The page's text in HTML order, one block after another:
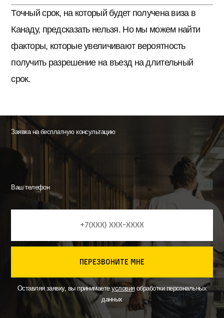
Точный срок, на который будет получена виза в
Канаду, предсказать нельзя. Но мы можем найти
факторы, которые увеличивают вероятность
получить разрешение на въезд на длительный
срок.
Заявка на бесплатную консультацию
Ваш телефон
перезвоните мне
Оставляя заявку, вы принимаетеусловияобработки персональных
данных